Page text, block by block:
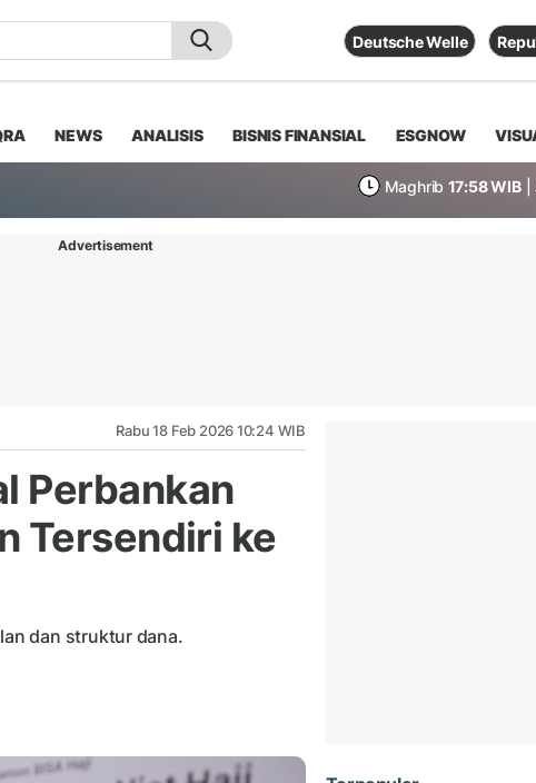
Deutsche Welle
NEWS ANALISIS BISNIS FINANSIAL ESGNOW
Maghrib 17:58 WIB
Advertisement
Rabu 18 Feb 2026 10:24 WIB
Perbankan
Tersendiri ke
dan struktur dana.